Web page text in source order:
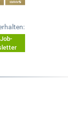
Job-